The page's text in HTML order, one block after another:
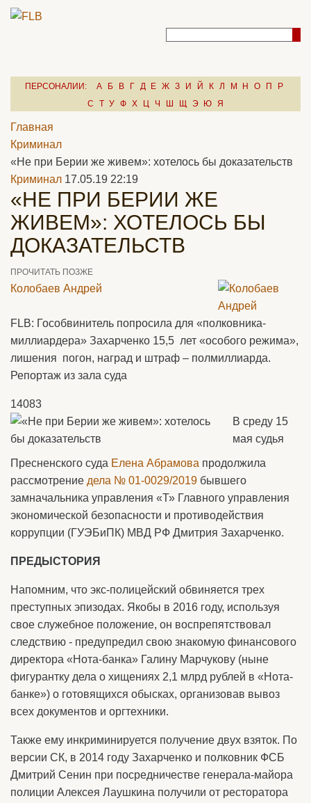
ПЕРСОНАЛИИ: А Б В Г Д Е Ж З И Й К Л М Н О П
Р
С
Т У Ф Х Ц Ч Ш Щ Э Ю Я
Главная
Криминал
«Не при Берии же живем»: хотелось бы доказательств
Криминал 17.05.19 22:19
«НЕ ПРИ БЕРИИ ЖЕ
ЖИВЕМ»: ХОТЕЛОСЬ БЫ
ДОКАЗАТЕЛЬСТВ
ПРОЧИТАТЬ ПОЗЖЕ
Колобаев Андрей
FLB: Гособвинитель попросила для «полковника-
миллиардера» Захарченко 15,5 лет «особого режима»,
лишения погон, наград и штраф – полмиллиарда.
Репортаж из зала суда
14083
В среду 15
мая судья
Пресненского суда Елена Абрамова продолжила
рассмотрение дела № 01-0029/2019 бывшего
замначальника управления «Т» Главного управления
экономической безопасности и противодействия
коррупции (ГУЭБиПК) МВД РФ Дмитрия Захарченко.
ПРЕДЫСТОРИЯ
Напомним, что экс-полицейский обвиняется трех
преступных эпизодах. Якобы в 2016 году, используя
свое служебное положение, он воспрепятствовал
следствию - предупредил свою знакомую финансового
директора «Нота-банка» Галину Марчукову (ныне
фигурантку дела о хищениях 2,1 млрд рублей в «Нота-
банке») о готовящихся обысках, организовав вывоз
всех документов и оргтехники.
Также ему инкриминируется получение двух взяток. По
версии СК, в 2014 году Захарченко и полковник ФСБ
Дмитрий Сенин при посредничестве генерала-майора
полиции Алексея Лаушкина получили от ресторатора